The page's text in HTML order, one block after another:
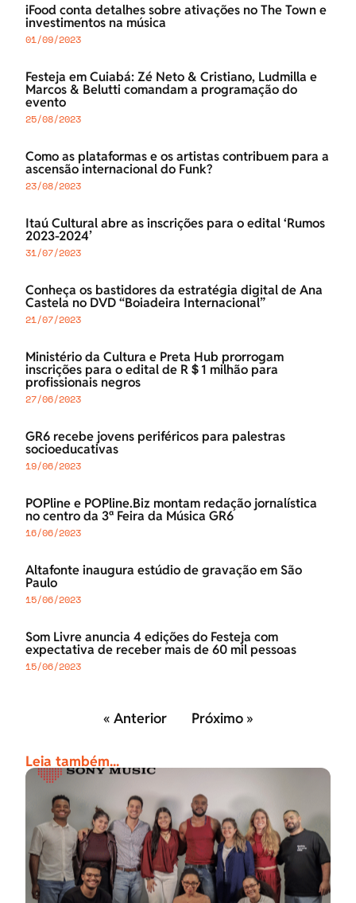
iFood conta detalhes sobre ativações no The Town e
investimentos na música
01/09/2023
Festeja em Cuiabá: Zé Neto & Cristiano, Ludmilla e
Marcos & Belutti comandam a programação do
evento
25/08/2023
Como as plataformas e os artistas contribuem para a
ascensão internacional do Funk?
23/08/2023
Itaú Cultural abre as inscrições para o edital ‘Rumos
2023-2024’
31/07/2023
Conheça os bastidores da estratégia digital de Ana
Castela no DVD “Boiadeira Internacional”
21/07/2023
Ministério da Cultura e Preta Hub prorrogam
inscrições para o edital de R＄1 milhão para
profissionais negros
27/06/2023
GR6 recebe jovens periféricos para palestras
socioeducativas
19/06/2023
POPline e POPline.Biz montam redação jornalística
no centro da 3ª Feira da Música GR6
16/06/2023
Altafonte inaugura estúdio de gravação em São
Paulo
15/06/2023
Som Livre anuncia 4 edições do Festeja com
expectativa de receber mais de 60 mil pessoas
15/06/2023
« Anterior Próximo »
Leia também...